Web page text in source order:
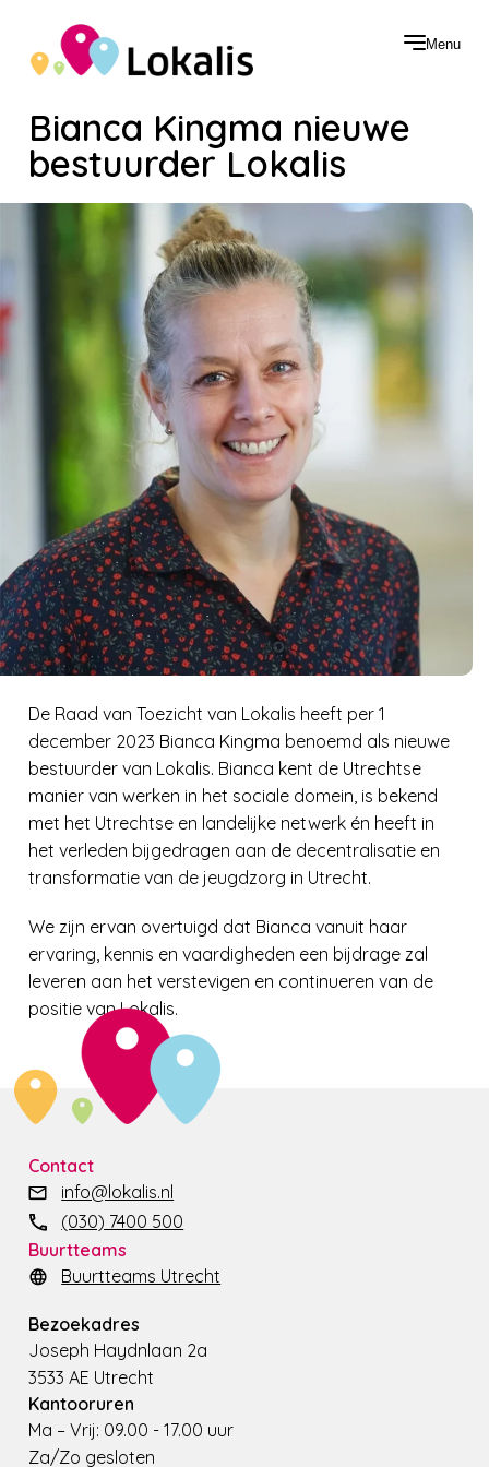
Menu
Bianca Kingma nieuwe
bestuurder Lokalis
De Raad van Toezicht van Lokalis heeft per 1
december 2023 Bianca Kingma benoemd als nieuwe
bestuurder van Lokalis. Bianca kent de Utrechtse
manier van werken in het sociale domein, is bekend
met het Utrechtse en landelijke netwerk én heeft in
het verleden bijgedragen aan de decentralisatie en
transformatie van de jeugdzorg in Utrecht.
We zijn ervan overtuigd dat Bianca vanuit haar
ervaring, kennis en vaardigheden een bijdrage zal
leveren aan het verstevigen en continueren van de
positie van Lokalis.
Contact
info@lokalis.nl
(030) 7400 500
Buurtteams
Buurtteams Utrecht
Bezoekadres
Joseph Haydnlaan 2a
3533 AE Utrecht
Kantooruren
Ma – Vrij: 09.00 - 17.00 uur
Za/Zo gesloten